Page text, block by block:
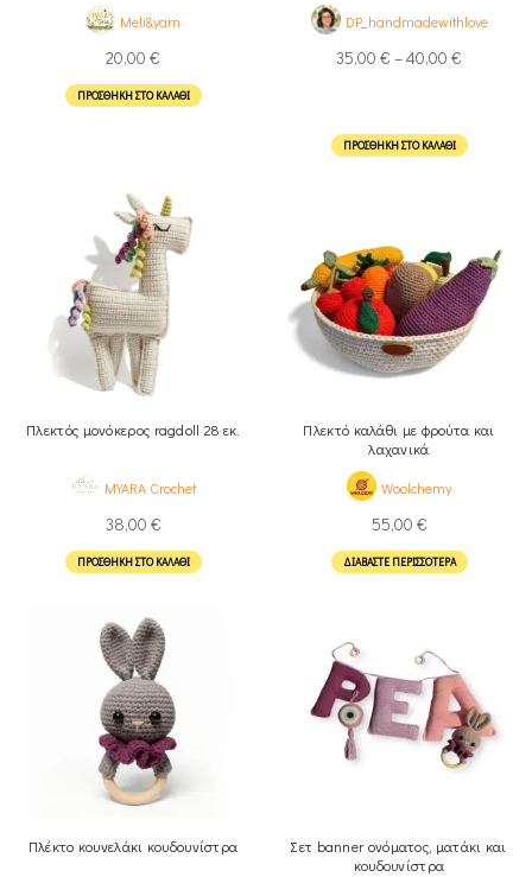
Meli&yarn
20,00 €
ΠΡΟΣΘΉΚΗ ΣΤΟ ΚΑΛΆΘΙ
DP_handmadewithlove
35,00 € –40,00 €
ΠΡΟΣΘΉΚΗ ΣΤΟ ΚΑΛΆΘΙ
Πλεκτός μονόκερος ragdoll 28 εκ.
MYARA Crochet
38,00 €
ΠΡΟΣΘΉΚΗ ΣΤΟ ΚΑΛΆΘΙ
Πλεκτό καλάθι με φρούτα και
λαχανικά
Woolchemy
55,00 €
ΔΙΑΒΆΣΤΕ ΠΕΡΙΣΣΌΤΕΡΑ
Πλέκτο κουνελάκι κουδουνίστρα
Σετ banner ονόματος, ματάκι και
κουδουνίστρα